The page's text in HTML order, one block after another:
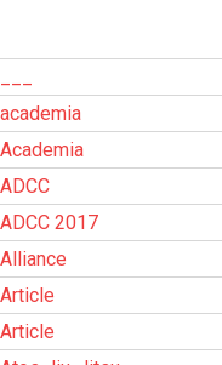
academia
Academia
ADCC
ADCC 2017
Alliance
Article
Article